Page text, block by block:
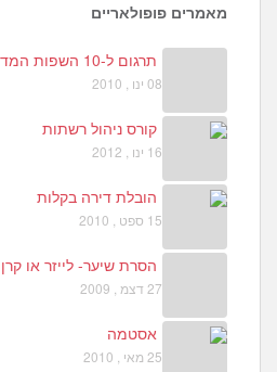
מאמרים פופולאריים
תרגום ל-10 השפות המדוברות בעולם
08 ינו , 2010
קורס ניהול רשתות
16 ינו , 2012
הובלת דירה בקלות
15 ספט , 2010
הסרת שיער- לייזר או
27 דצמ , 2009
אסטמה
25 מאי , 2010